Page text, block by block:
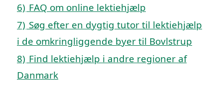
6) FAQ om online lektiehjælp
7) Søg efter en dygtig tutor til lektiehjælp
i de omkringliggende byer til Bovlstrup
8) Find lektiehjælp i andre regioner af
Danmark